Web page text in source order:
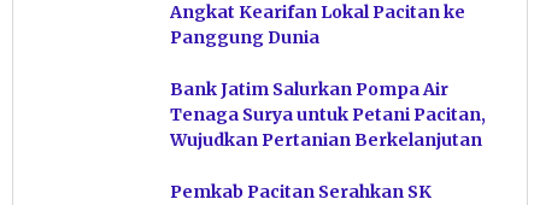
Angkat Kearifan Lokal Pacitan ke
Panggung Dunia
Bank Jatim Salurkan Pompa Air
Tenaga Surya untuk Petani Pacitan,
Wujudkan Pertanian Berkelanjutan
Pemkab Pacitan Serahkan SK